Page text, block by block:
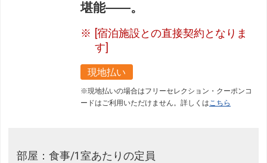
堪能――。
[宿泊施設との直接契約となりま
す]
現地払い
※現地払いの場合はフリーセレクション・クーポンコ
ードはご利用いただけません。詳しくはこちら
部屋：食事/1室あたりの定員